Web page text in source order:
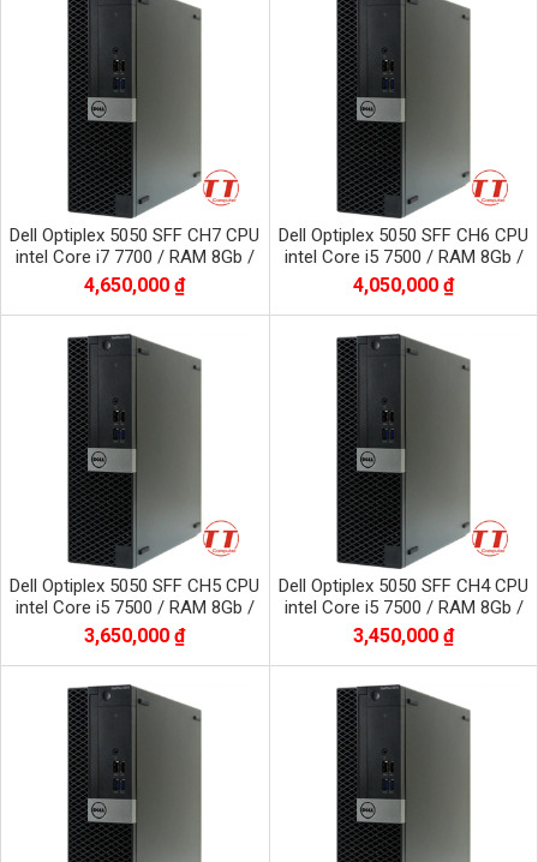
Dell Optiplex 5050 SFF CH7 CPU
intel Core i7 7700 / RAM 8Gb /
SSD 120Gb
4,650,000 ₫
Dell Optiplex 5050 SFF CH6 CPU
intel Core i5 7500 / RAM 8Gb /
SSD 512Gb nvme
4,050,000 ₫
Dell Optiplex 5050 SFF CH5 CPU
intel Core i5 7500 / RAM 8Gb /
SSD 256Gb nvme
3,650,000 ₫
Dell Optiplex 5050 SFF CH4 CPU
intel Core i5 7500 / RAM 8Gb /
SSD 120Gb
3,450,000 ₫